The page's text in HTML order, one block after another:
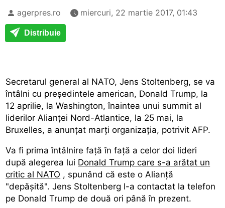
agerpres.ro miercuri, 22 martie 2017, 01:43
Distribuie
Secretarul general al NATO, Jens Stoltenberg, se va
întâlni cu președintele american, Donald Trump, la
12 aprilie, la Washington, înaintea unui summit al
liderilor Alianței Nord-Atlantice, la 25 mai, la
Bruxelles, a anunțat marți organizația, potrivit AFP.
Va fi prima întâlnire față în față a celor doi lideri
după alegerea lui Donald Trump care s-a arătat un
critic al NATO , spunând că este o Alianță
"depășită". Jens Stoltenberg l-a contactat la telefon
pe Donald Trump de două ori până în prezent.